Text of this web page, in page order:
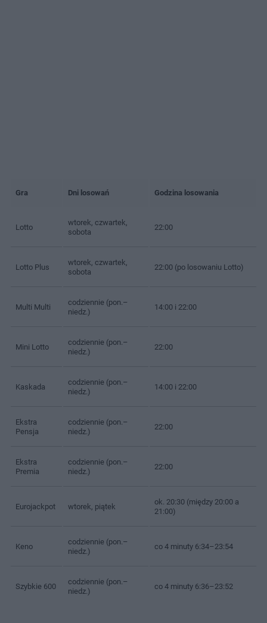
Gra Dni losowań Godzina losowania
Lotto
wtorek, czwartek,
sobota
22:00
Lotto Plus
wtorek, czwartek,
sobota
22:00 (po losowaniu Lotto)
Multi Multi
codziennie (pon.–
niedz.)
14:00 i 22:00
Mini Lotto
codziennie (pon.–
niedz.)
22:00
Kaskada
codziennie (pon.–
niedz.)
14:00 i 22:00
Ekstra
Pensja
codziennie (pon.–
niedz.)
22:00
Ekstra
Premia
codziennie (pon.–
niedz.)
22:00
Eurojackpot wtorek, piątek
ok. 20:30 (między 20:00 a
21:00)
Keno
codziennie (pon.–
niedz.)
co 4 minuty 6:34–23:54
Szybkie 600
codziennie (pon.–
niedz.)
co 4 minuty 6:36–23:52